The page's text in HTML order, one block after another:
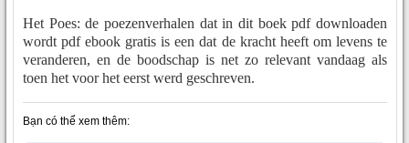
Het Poes: de poezenverhalen dat in dit boek pdf downloaden
wordt pdf ebook gratis is een dat de kracht heeft om levens te
veranderen, en de boodschap is net zo relevant vandaag als
toen het voor het eerst werd geschreven.
Bạn có thể xem thêm: